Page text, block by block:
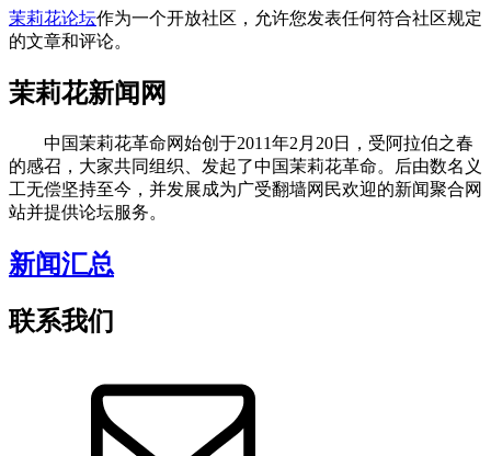
茉莉花论坛作为一个开放社区，允许您发表任何符合社区规定
的文章和评论。
茉莉花新闻网
中国茉莉花革命网始创于2011年2月20日，受阿拉伯之春
的感召，大家共同组织、发起了中国茉莉花革命。后由数名义
工无偿坚持至今，并发展成为广受翻墙网民欢迎的新闻聚合网
站并提供论坛服务。
新闻汇总
联系我们